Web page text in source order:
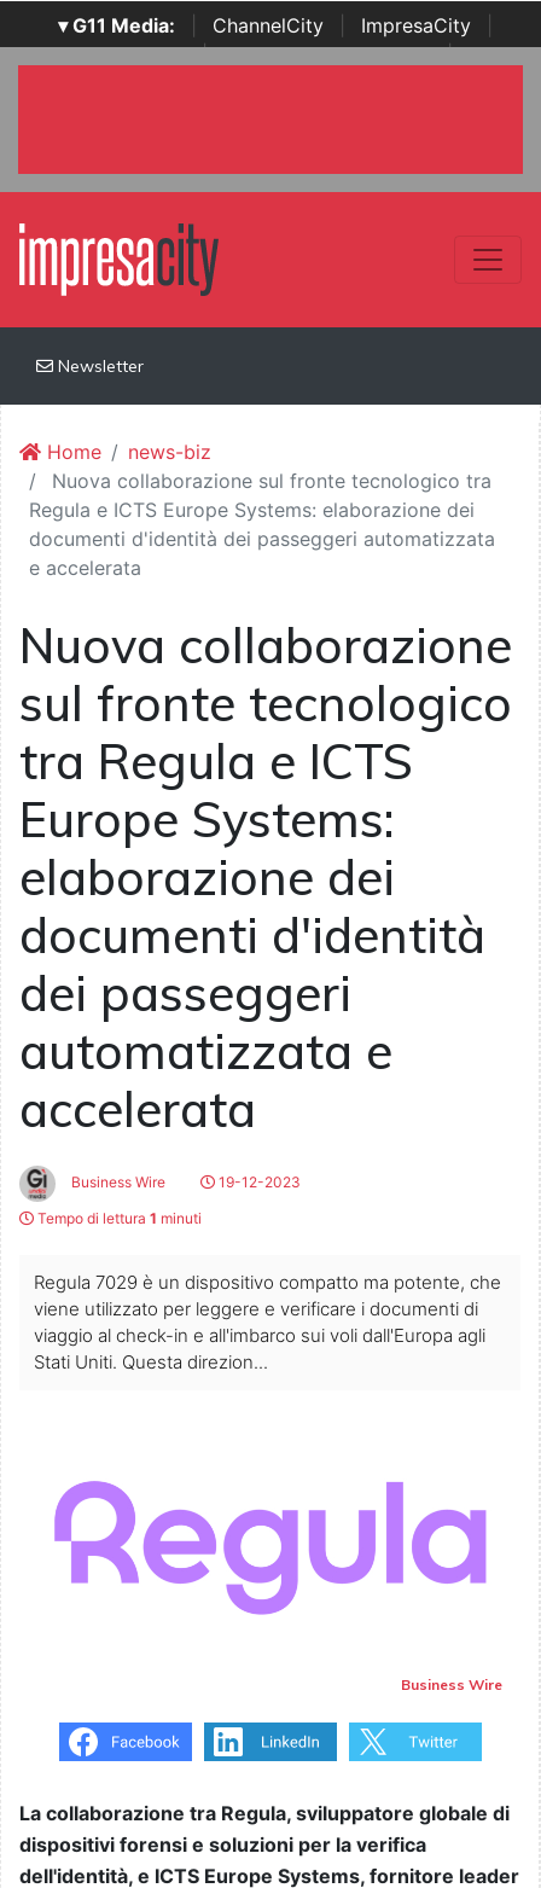
▾ G11 Media: ChannelCity ImpresaCity
SecurityOpenLab | Italian Channel Awards | Italian
Newsletter
Home
news-biz
Nuova collaborazione sul fronte tecnologico tra
Regula e ICTS Europe Systems: elaborazione dei
documenti d'identità dei passeggeri automatizzata
e accelerata
Nuova collaborazione
sul fronte tecnologico
tra Regula e ICTS
Europe Systems:
elaborazione dei
documenti d'identità
dei passeggeri
automatizzata e
accelerata
Business Wire
19-12-2023
Tempo di lettura 1 minuti
Regula 7029 è un dispositivo compatto ma potente, che
viene utilizzato per leggere e verificare i documenti di
viaggio al check-in e all'imbarco sui voli dall'Europa agli
Stati Uniti. Questa direzion...
Business Wire
La collaborazione tra Regula, sviluppatore globale di
dispositivi forensi e soluzioni per la verifica
dell'identità, e ICTS Europe Systems, fornitore leader